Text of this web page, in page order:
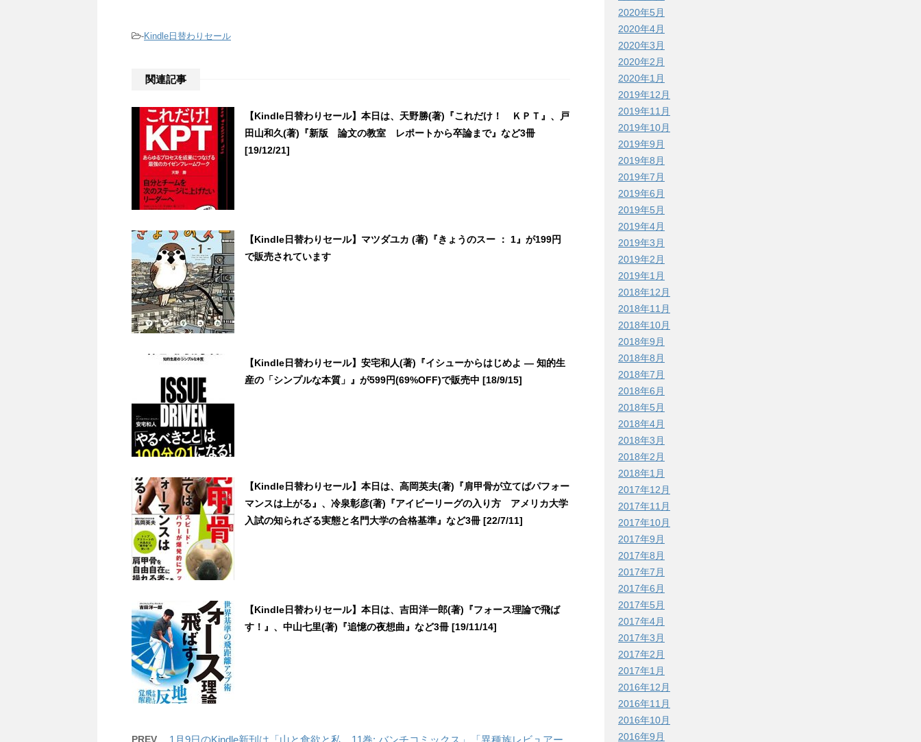
-Kindle日替わりセール
関連記事
【Kindle日替わりセール】本日は、天野勝(著)『これだけ！ ＫＰＴ』、戸
田山和久(著)『新版 論文の教室 レポートから卒論まで』など3冊
[19/12/21]
【Kindle日替わりセール】マツダユカ (著)『きょうのスー ： 1』が199円
で販売されています
【Kindle日替わりセール】安宅和人(著)『イシューからはじめよ ― 知的生
産の「シンプルな本質」』が599円(69%OFF)で販売中 [18/9/15]
【Kindle日替わりセール】本日は、高岡英夫(著)『肩甲骨が立てばパフォー
マンスは上がる』、冷泉彰彦(著)『アイビーリーグの入り方 アメリカ大学
入試の知られざる実態と名門大学の合格基準』など3冊 [22/7/11]
【Kindle日替わりセール】本日は、吉田洋一郎(著)『フォース理論で飛ば
す！』、中山七里(著)『追憶の夜想曲』など3冊 [19/11/14]
PREV 1月9日のKindle新刊は「山と食欲と私 11巻: バンチコミックス」「異種族レビュアー
2020年5月
2020年4月
2020年3月
2020年2月
2020年1月
2019年12月
2019年11月
2019年10月
2019年9月
2019年8月
2019年7月
2019年6月
2019年5月
2019年4月
2019年3月
2019年2月
2019年1月
2018年12月
2018年11月
2018年10月
2018年9月
2018年8月
2018年7月
2018年6月
2018年5月
2018年4月
2018年3月
2018年2月
2018年1月
2017年12月
2017年11月
2017年10月
2017年9月
2017年8月
2017年7月
2017年6月
2017年5月
2017年4月
2017年3月
2017年2月
2017年1月
2016年12月
2016年11月
2016年10月
2016年9月